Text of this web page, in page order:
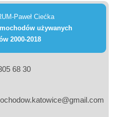
Paweł Ciećka
używanych
2000-2018
68 30